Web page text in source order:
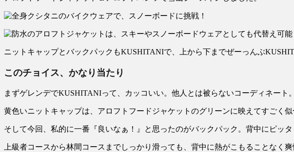
ニットキャップとバックパックもKUSHITANIで、上から下までぜーっんぶ
このチョイス、かなり当たり
まずゲレンデでKUSHITANIって、カッコいい。他人とは被らないコーディネート。
黄色いニットキャップは、アロフトフードジャケットのグリーンに映えてすごく似
そして今回、私的に一番『良いなぁ！』と思ったのがバックパック。背中にピッ
上級者コースから林間コースまでしっかり滑っても、背中に熱がこもることな